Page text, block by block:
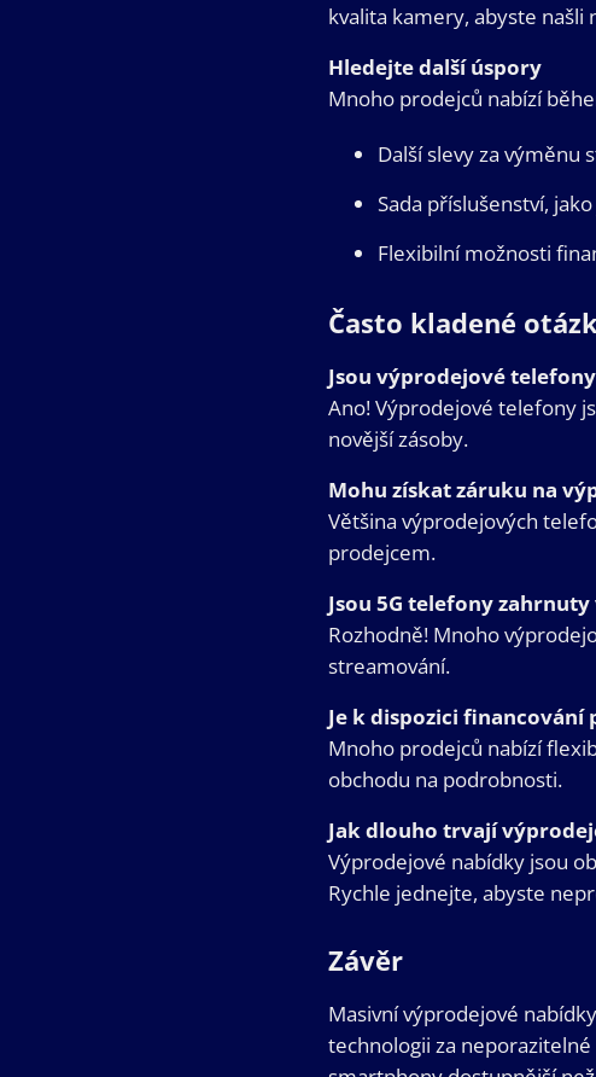
kvalita kamery, abyste
Hledejte další úspory
Mnoho prodejců nabízí
Další slevy za výměnu
Sada příslušenství,
Flexibilní možnosti
Často kladené
Jsou výprodejové
Ano! Výprodejové telefony
novější zásoby.
Mohu získat záruku na
Většina výprodejových
prodejcem.
Jsou 5G telefony
Rozhodně! Mnoho
streamování.
Je k dispozici
Mnoho prodejců nabízí
obchodu na podrobnosti.
Jak dlouho trvají
Výprodejové nabídky jsou
Rychle jednejte, abyste
Závěr
Masivní výprodejové
technologii za neporazitelné